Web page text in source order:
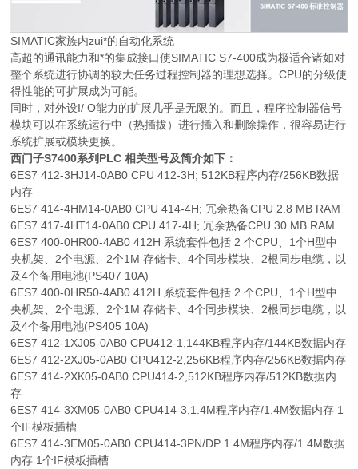
SIMATIC家族内zui*的自动化系统
高超的通讯能力和*的集成接口使SIMATIC S7-400成为极适合诸如对
整个系统进行协调的较大任务过程控制器的理想选择。CPU的分级使
得性能的可扩展成为可能。
同时，对外设I/ O能力的扩展几乎是无限的。而且，程序控制器信号
模块可以在系统运行中（热插拔）进行插入和删除操作，很容易进行
系统扩展或模块更换。
西门子S7400系列PLC 相关型号及简介如下：
6ES7 412-3HJ14-0AB0 CPU 412-3H; 512KB程序内存/256KB数据
内存
6ES7 414-4HM14-0AB0 CPU 414-4H; 冗余热备CPU 2.8 MB RAM
6ES7 417-4HT14-0AB0 CPU 417-4H; 冗余热备CPU 30 MB RAM
6ES7 400-0HR00-4AB0 412H 系统套件包括 2 个CPU、1个H型中
央机架、2个电源、2个1M 存储卡、4个同步模块、2根同步电缆，以
及4个备用电池(PS407 10A)
6ES7 400-0HR50-4AB0 412H 系统套件包括 2 个CPU、1个H型中
央机架、2个电源、2个1M 存储卡、4个同步模块、2根同步电缆，以
及4个备用电池(PS405 10A)
6ES7 412-1XJ05-0AB0 CPU412-1,144KB程序内存/144KB数据内存
6ES7 412-2XJ05-0AB0 CPU412-2,256KB程序内存/256KB数据内存
6ES7 414-2XK05-0AB0 CPU414-2,512KB程序内存/512KB数据内
存
6ES7 414-3XM05-0AB0 CPU414-3,1.4M程序内存/1.4M数据内存 1
个IF模板插槽
6ES7 414-3EM05-0AB0 CPU414-3PN/DP 1.4M程序内存/1.4M数据
内存 1个IF模板插槽